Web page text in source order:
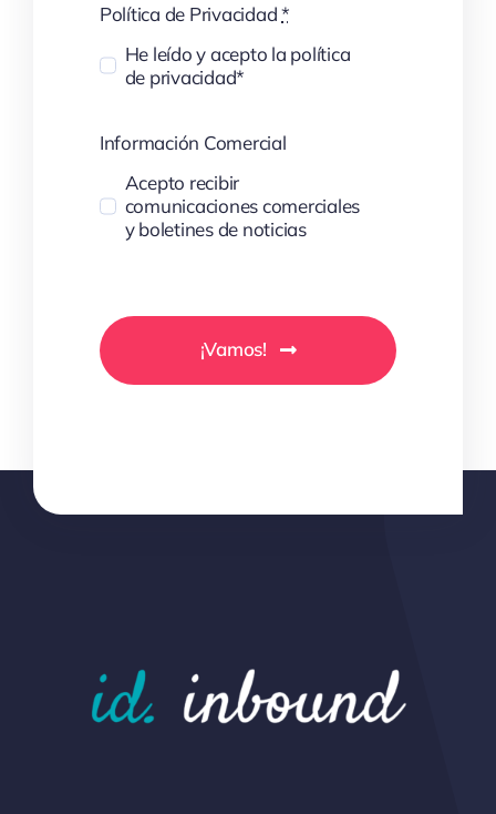
Política de Privacidad*
He leído y acepto la política
de privacidad*
Información Comercial
Acepto recibir
comunicaciones comerciales
y boletines de noticias
¡Vamos!